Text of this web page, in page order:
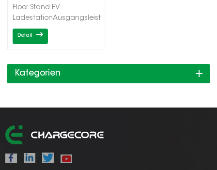
Floor Stand EV-
LadestationAusgangsleistung
2*7/22/43kWEinzel-/DoppelausgängeTyp1/Typ2OCPP1.6J/
Detail
Kategorien